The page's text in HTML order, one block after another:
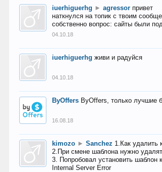
iuerhiguerhg ► agressor привет
наткнулся на топик с твоим
собственно вопрос: сайты были
04.10.18
iuerhiguerhg живи и радуйся
04.10.18
ByOffers ByOffers, только лучшие
16.08.18
kimozo ► Sanchez 1.Как удалить
2.При смене шаблона нужно
3. Попробовал установить шаблон
Internal Server Error